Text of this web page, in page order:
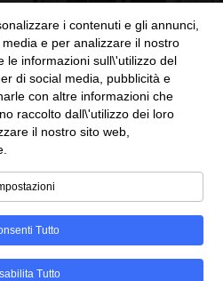
Automobili Web
i contenuti e gli annunci,
e per analizzare il nostro
le informazioni sull\'utilizzo del
di social media, pubblicità e
con altre informazioni che
raccolto dall\'utilizzo dei loro
il nostro sito web,
Tutto
Tutto